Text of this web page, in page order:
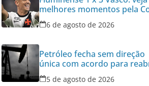
melhores momentos pela
do Brasil
6 de agosto de 2026
Petróleo fecha sem direção
única com acordo para
Ormuz no radar
5 de agosto de 2026